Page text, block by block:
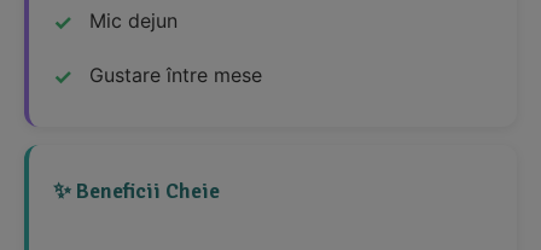
Mic dejun
Gustare între mese
✨ Beneficii Cheie